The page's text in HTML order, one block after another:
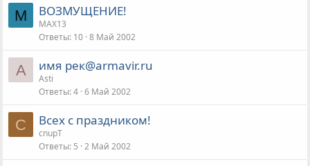
M ВОЗМУЩЕНИЕ!
MAX13
Ответы 10 8 Май 2002
A имя рек@armavir.ru
Asti
Ответы 4 6 Май 2002
C Всех с праздником!
cnupT
Ответы 5 2 Май 2002